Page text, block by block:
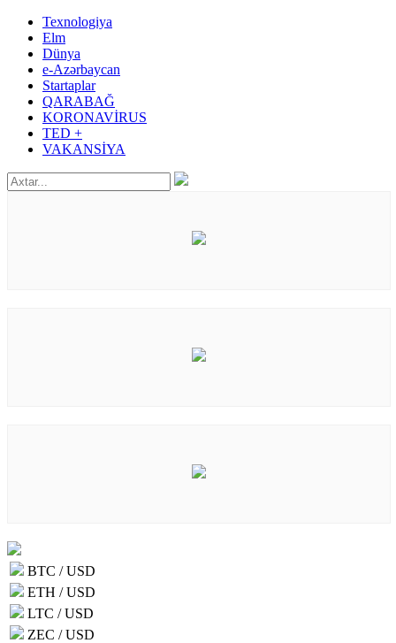
Texnologiya
Elm
Dünya
e-Azərbaycan
Startaplar
QARABAĞ
KORONAVİRUS
TED +
VAKANSİYA
BTC / USD
ETH / USD
LTC / USD
ZEC / USD